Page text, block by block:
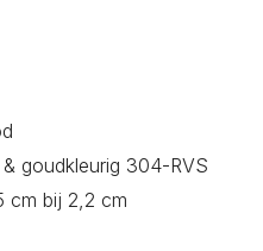
goudkleurig 304-RVS
cm bij 2,2 cm